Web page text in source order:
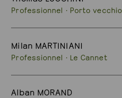
Professionnel · Porto vecchio
Milan MARTINIANI
Professionnel · Le Cannet
Alban MORAND